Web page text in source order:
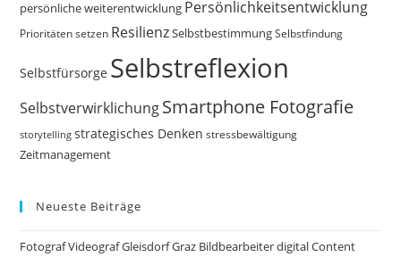
persönliche weiterentwicklung Persönlichkeitsentwicklung
Prioritäten setzen ResilienzSelbstbestimmung Selbstfindung
Selbstfürsorge Selbstreflexion
SelbstverwirklichungSmartphone Fotografie
storytelling strategisches Denken stressbewältigung
Zeitmanagement
Neueste Beiträge
Fotograf Videograf Gleisdorf Graz Bildbearbeiter digital Content